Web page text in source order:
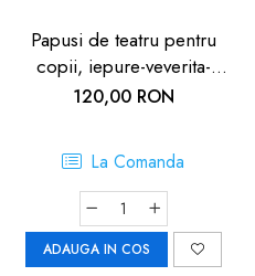
Papusi de teatru pentru
copii, iepure-veverita-
arici, 1 an+, set 3 buc,
120,00 RON
La Comanda
ADAUGA IN COS